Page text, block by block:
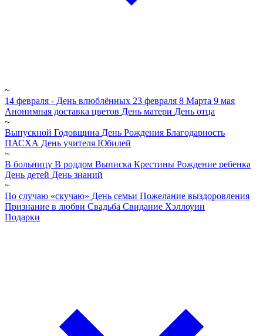
~
14 февраля - День влюблённых 23 февраля 8 Марта 9 мая
Анонимная доставка цветов День матери День отца
~
Выпускной Годовщина День Рождения Благодарность
ПАСХА День учителя Юбилей
~
В больницу В роддом Выписка Крестины Рождение ребенка
День детей День знаний
~
По случаю «скучаю» День семьи Пожелание выздоровления
Признание в любви Свадьба Свидание Хэллоуин
Подарки